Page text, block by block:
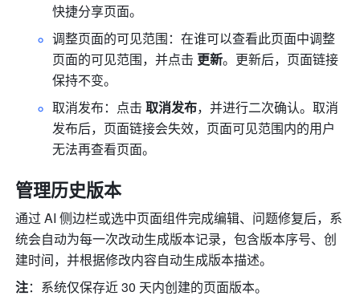
快捷分享页面。
调整页面的可见范围：在谁可以查看此页面中调整
页面的可见范围，并点击 更新。更新后，页面链接
保持不变。
取消发布：点击 取消发布，并进行二次确认。取消
发布后，页面链接会失效，页面可见范围内的用户
无法再查看页面。
管理历史版本
通过 AI 侧边栏或选中页面组件完成编辑、问题修复后，系
统会自动为每一次改动生成版本记录，包含版本序号、创
建时间，并根据修改内容自动生成版本描述。
注：系统仅保存近 30 天内创建的页面版本。